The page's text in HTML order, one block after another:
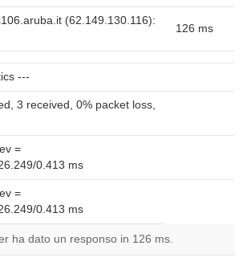
(62.149.130.116):
126 ms
---
3 received, 0% packet loss,
=
0.413 ms
=
0.413 ms
ha dato un responso in 126 ms.